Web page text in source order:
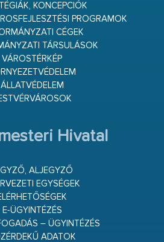
KONCEPCIÓK
PROGRAMOK
CÉGEK
TÁRSULÁSOK
VÁROSTÉRKÉP
ÁLLATVÉDELEM
Hivatal
ALJEGYZŐ
EGYSÉGEK
E-ÜGYINTÉZÉS
– ÜGYINTÉZÉS
ADATOK